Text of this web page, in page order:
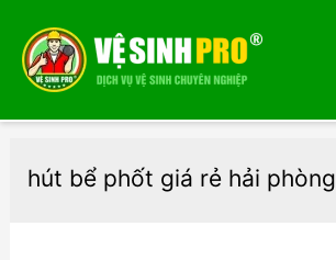
hút bể phốt giá rẻ hải phòng